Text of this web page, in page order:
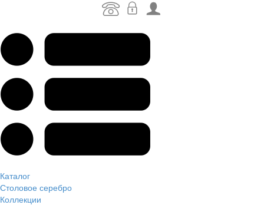
Каталог
Столовое серебро
Коллекции